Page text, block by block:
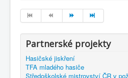
Partnerské projekty
Hasičské jiskření
TFA mladého hasiče
Středoškolské mistrovství ČR v